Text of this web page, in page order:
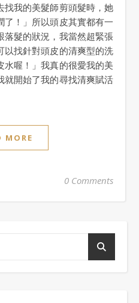
找我的美髮師剪頭髮時，她
！」所以頭皮其實都有一
髮的狀況，我當然超緊張
以找針對頭皮的清爽型的洗
喔！」我真的很愛我的美
就開始了我的尋找清爽賦活
MORE
0 Comments